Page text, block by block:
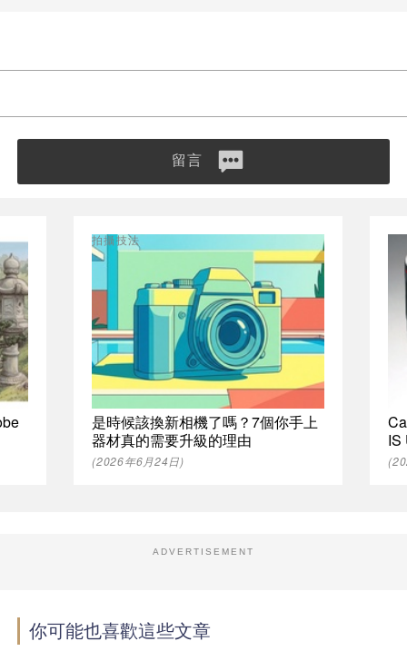
留言
是時候該換新相機了嗎？7個你手上
器材真的需要升級的理由
拍攝技法
(2026年6月24日)
IS
ADVERTISEMENT
你可能也喜歡這些文章